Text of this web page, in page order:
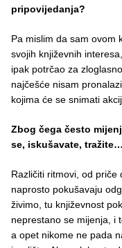
pripovijedanja?
Pa mislim da sam ovom
svojih književnih
ipak potrčao za
najčešće nisam
kojima će se snimati
Zbog čega često
se, iskušavate,
Različiti ritmovi, od priče
naprosto pokušavaju
živimo, tu književnost
neprestano se mijenja, i
a opet nikome ne pada